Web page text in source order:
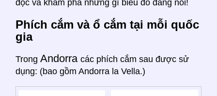
đọc và khám phá những gì biểu đồ đang nói!
Phích cắm và ổ cắm tại mỗi quốc
gia
Trong Andorra các phích cắm sau được sử
dụng: (bao gồm Andorra la Vella.)